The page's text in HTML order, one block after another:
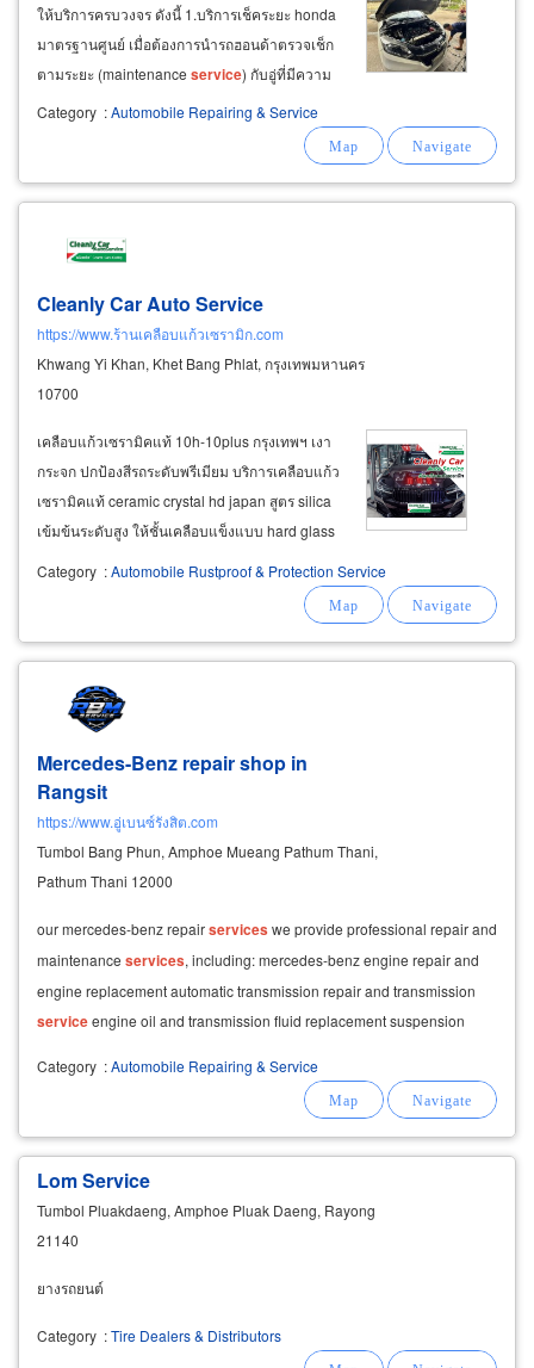
ให้บริการครบวงจร ดังนี้ 1.บริการเช็คระยะ honda
มาตรฐานศูนย์ เมื่อต้องการนำรถฮอนด้าตรวจเช็ก
ตามระยะ (maintenance service) กับอู่ที่มีความ
พร้อม มีผลงานที่เชื่อถือได้ ตั้งอยู่ในโซนพุทธมณฑล
สาย 2 เพื่อประหยัดค่าใช้จ่ายได้มากกว่าการเข้า
Category :Automobile Repairing & Service
Cleanly Car Auto Service
https://www.ร้านเคลือบแก้วเซรามิก.com
Khwang Yi Khan, Khet Bang Phlat, กรุงเทพมหานคร
10700
เคลือบแก้วเซรามิคแท้ 10h-10plus กรุงเทพฯ เงา
กระจก ปกป้องสีรถระดับพรีเมียม บริการเคลือบแก้ว
เซรามิคแท้ ceramic crystal hd japan สูตร silica
เข้มข้นระดับสูง ให้ชั้นเคลือบแข็งแบบ hard glass
จากแดด ฝุ่น คราบน้ำ และมลภาวะ พร้อมเพิ่ม
Category :Automobile Rustproof & Protection Service
Mercedes-Benz repair shop in
Rangsit
https://www.อู่เบนซ์รังสิต.com
Tumbol Bang Phun, Amphoe Mueang Pathum Thani,
Pathum Thani 12000
our mercedes-benz repairserviceswe provide professional repair and
maintenance services, including: mercedes-benz engine repair and
engine replacement automatic transmission repair and transmission
serviceengine oil and transmission fluid replacement suspension
Category :Automobile Repairing & Service
Lom Service
Tumbol Pluakdaeng, Amphoe Pluak Daeng, Rayong
21140
ยางรถยนต์
Category :Tire Dealers & Distributors